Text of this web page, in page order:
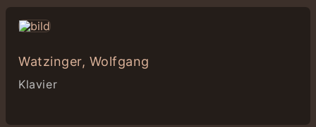
Watzinger, Wolfgang
Klavier